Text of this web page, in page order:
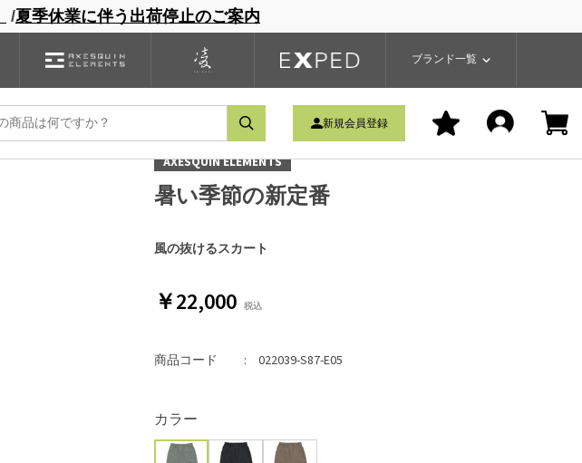
/夏季休業に伴う出荷停止のご案内
ブランド一覧
ブランドサイト 商品一覧
新規会員登録
グ アウトレット
AXESQUIN ELEMENTS
暑い季節の新定番
風の抜けるスカート
￥22,000
商品コード 022039-S87-E05
カラー